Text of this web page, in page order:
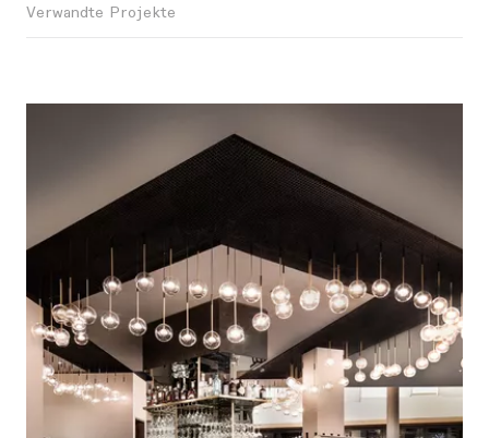
Verwandte Projekte